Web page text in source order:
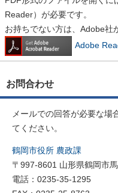
Reader）が必要です。
お持ちでない方は、Adobe社
Adobe
お問合わせ
メールでの回答が必要な場
てください。
鶴岡市役所 農政課
〒997-8601 山形県鶴岡市
電話：0235-35-1295